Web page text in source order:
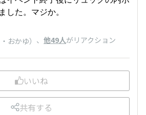
した。マジか。
おかゆ） 、 他49人がリアクション
いいね
共有する